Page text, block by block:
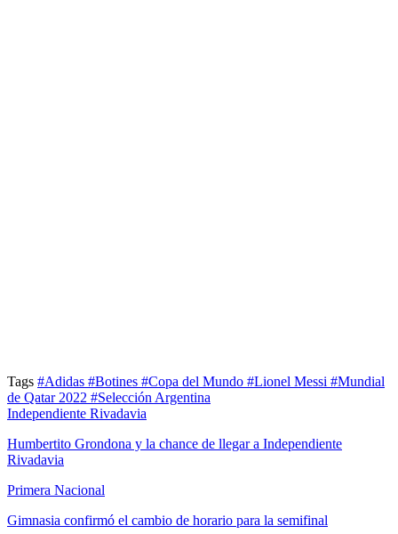
Tags #Adidas #Botines #Copa del Mundo #Lionel Messi #Mundial
de Qatar 2022 #Selección Argentina
Independiente Rivadavia
Humbertito Grondona y la chance de llegar a Independiente
Rivadavia
Primera Nacional
Gimnasia confirmó el cambio de horario para la semifinal